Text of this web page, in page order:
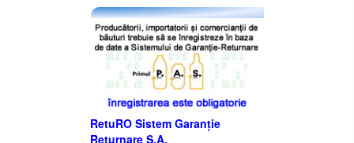
RetuRO Sistem Garanție
Returnare S.A.